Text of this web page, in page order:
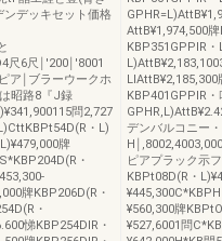
デッキセット価格
6尺￨′200￨′8001
ア￨ブラーウークホ
昭路8『J録
問2,727
・L)
牌
・
牌KBP206D(R・
・
悌KBP254DIR・
AttB¥1,974,500
KBP351GPPIR
KBP401GPPIR
デンバルコニー
H￨
ピアプラック示
KBPt08D(R・
¥560,300牌
¥527,6001問